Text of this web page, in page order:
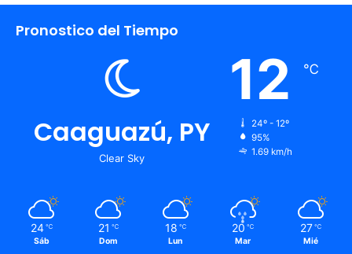
Pronostico del Tiempo
Caaguazú, PY
Clear Sky
12 ℃
24º - 12º
95%
1.69 km/h
24 ℃
Sáb
21 ℃
Dom
18 ℃
Lun
20 ℃
Mar
27 ℃
Mié